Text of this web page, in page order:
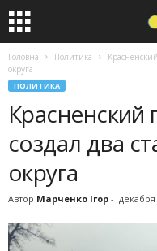
Головна Политика
округа
ПОЛИТИКА
Красненский
создал два
округа
Автор Марченко Ігор - декабря